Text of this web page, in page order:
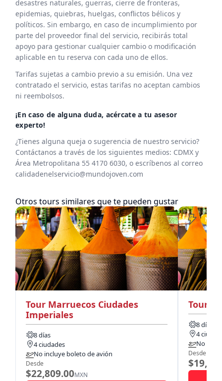
desastres naturales, guerras, cierre de fronteras,
epidemias, quiebras, huelgas, conflictos bélicos y
políticos. Sin embargo, en caso de incumplimiento por
parte del proveedor final del servicio, recibirás total
apoyo para gestionar cualquier cambio o modificación
aplicable en tu reserva con cada uno de ellos.
Tarifas sujetas a cambio previo a su emisión. Una vez
contratado el servicio, estas tarifas no aceptan cambios
ni reembolsos.
¡En caso de alguna duda, acércate a tu asesor
experto!
¿Tienes alguna queja o sugerencia de nuestro servicio?
Contáctanos a través de los siguientes medios: CDMX y
Área Metropolitana 55 4170 6030, o escríbenos al correo
calidadenelservicio@mundojoven.com
Otros tours similares que te pueden gustar
Tour Marruecos Ciudades
Imperiales
8 días
4 ciudades
No incluye boleto de avión
Desde
$22,809.00MXN
Más
Tour
8 días
4
No
Desde